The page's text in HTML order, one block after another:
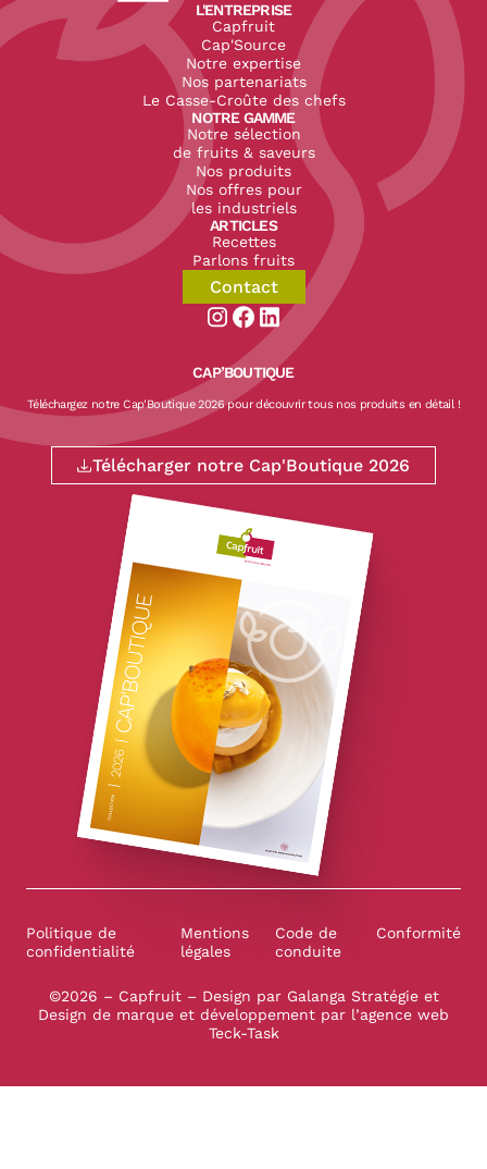
L'ENTREPRISE
Capfruit
Cap'Source
Notre expertise
Nos partenariats
Le Casse-Croûte des chefs
NOTRE GAMME
Notre sélection
de fruits & saveurs
Nos produits
Nos offres pour
les industriels
ARTICLES
Recettes
Parlons fruits
Contact
Aller sur la page instagram de
Aller sur la page facebook de
Aller sur la page linkedin de
CAP’BOUTIQUE
Téléchargez notre Cap'Boutique 2026 pour découvrir tous nos produits en détail !
Télécharger notre Cap'Boutique 2026
Politique de
confidentialité
Mentions
légales
Code de
conduite
Conformité
©2026 – Capfruit – Design par Galanga Stratégie et
Design de marque et développement par l’agence web
Teck-Task